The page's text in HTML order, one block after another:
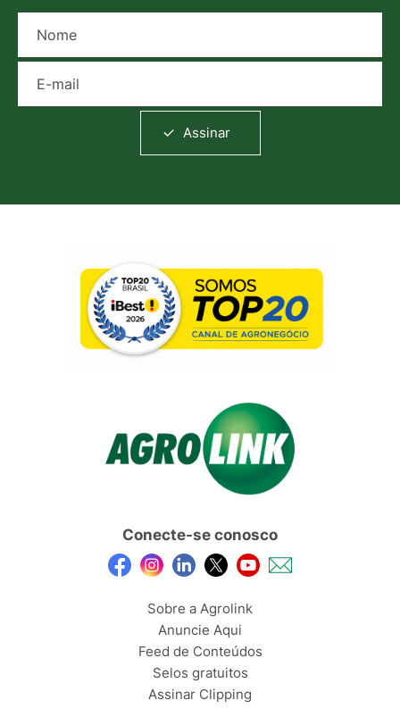
Assinar
Conecte-se conosco
Sobre a Agrolink
Anuncie Aqui
Feed de Conteúdos
Selos gratuitos
Assinar Clipping